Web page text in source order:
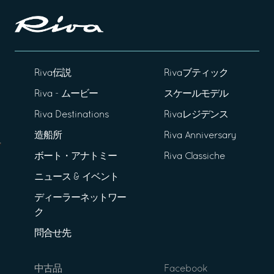
Riva伝説
Riva - ムービー
Riva Destinations
造船所
ボート・アナトミー
ニュース & イベント
ディーラーネットワー
ク
問合せ先
Rivaブティック
スケールモデル
Rivaレジデンス
Riva Anniversary
Riva Classiche
中古品 Facebook